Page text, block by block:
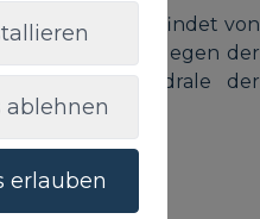
Nachmittag findet von
Station des Ablegen der
zur Kathedrale der
ablehnen
erlauben